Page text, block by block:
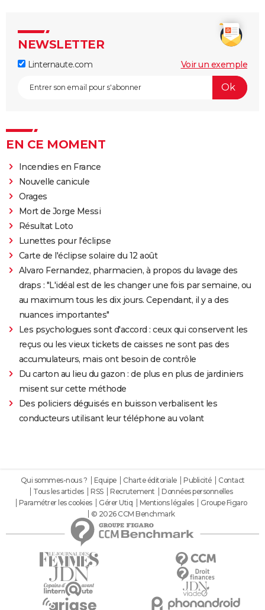
NEWSLETTER
Linternaute.com Voir un exemple
EN CE MOMENT
Incendies en France
Nouvelle canicule
Orages
Mort de Jorge Messi
Résultat Loto
Lunettes pour l'éclipse
Carte de l'éclipse solaire du 12 août
Alvaro Fernandez, pharmacien, à propos du lavage des
draps : "L'idéal est de les changer une fois par semaine, ou
au maximum tous les dix jours. Cependant, il y a des
nuances importantes"
Les psychologues sont d'accord : ceux qui conservent les
reçus ou les vieux tickets de caisses ne sont pas des
accumulateurs, mais ont besoin de contrôle
Du carton au lieu du gazon : de plus en plus de jardiniers
misent sur cette méthode
Des policiers déguisés en buisson verbalisent les
conducteurs utilisant leur téléphone au volant
Qui sommes-nous ? Equipe Charte éditoriale Publicité
Contact
Tous les articles
RSS Recrutement
Données personnelles
Paramétrer les cookies
Gérer Utiq Mentions légales
Groupe Figaro
© 2026 CCM Benchmark